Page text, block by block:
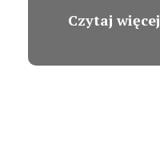
Czytaj więcej